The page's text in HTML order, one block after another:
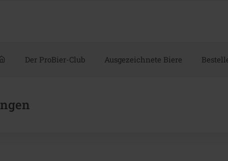
Der ProBier-Club Ausgezeichnete Biere